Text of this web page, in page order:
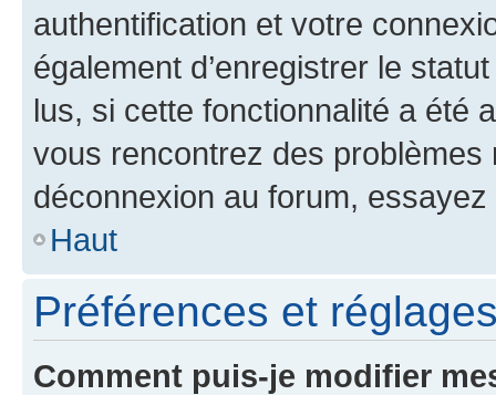
authentification et votre
également d’enregistrer le
lus, si cette fonctionnalité a été
vous rencontrez des
déconnexion au forum,
Haut
Préférences et
Comment puis-je modifier